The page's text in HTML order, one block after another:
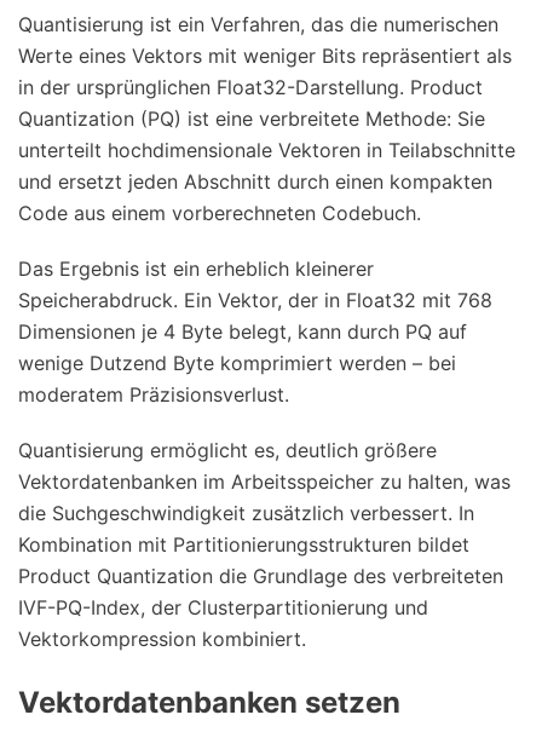
Quantisierung ist ein Verfahren, das die numerischen
Werte eines Vektors mit weniger Bits repräsentiert als
in der ursprünglichen Float32-Darstellung. Product
Quantization (PQ) ist eine verbreitete Methode: Sie
unterteilt hochdimensionale Vektoren in Teilabschnitte
und ersetzt jeden Abschnitt durch einen kompakten
Code aus einem vorberechneten Codebuch.
Das Ergebnis ist ein erheblich kleinerer
Speicherabdruck. Ein Vektor, der in Float32 mit 768
Dimensionen je 4 Byte belegt, kann durch PQ auf
wenige Dutzend Byte komprimiert werden – bei
moderatem Präzisionsverlust.
Quantisierung ermöglicht es, deutlich größere
Vektordatenbanken im Arbeitsspeicher zu halten, was
die Suchgeschwindigkeit zusätzlich verbessert. In
Kombination mit Partitionierungsstrukturen bildet
Product Quantization die Grundlage des verbreiteten
IVF-PQ-Index, der Clusterpartitionierung und
Vektorkompression kombiniert.
Vektordatenbanken setzen